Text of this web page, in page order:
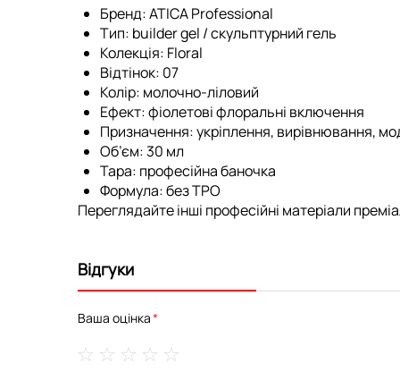
Бренд:ATICA Professional
Тип: builder gel / скульптурний гель
Колекція: Floral
Відтінок: 07
Колір: молочно-ліловий
Ефект:фіолетові флоральні включення
Призначення:укріплення, вирівнювання,
Об’єм:30 мл
Тара: професійна баночка
Формула:без TPO
Переглядайте інші професійні матеріали
Відгуки
Ваша оцінка